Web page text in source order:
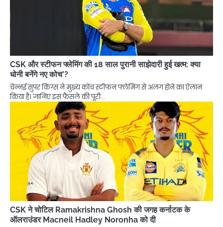
CSK और स्टीफन फ्लेमिंग की 18 साल पुरानी साझेदारी हुई खत्म: क्या
धोनी बनेंगे नए कोच’?
चेन्नई सुपर किंग्स ने मुख्य कोच स्टीफन फ्लेमिंग से अलग होने का ऐलान
किया है। जानिए इस फैसले की पूरी…
CSK ने चोटिल Ramakrishna Ghosh की जगह कर्नाटक के
ऑलराउंडर Macneil Hadley Noronha को दी